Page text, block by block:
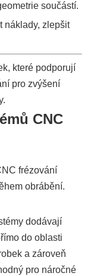
součástí.
náklady, zlepšit
které podporují
pro zvýšení
CNC
frézování
obrábění.
dodávají
do oblasti
a zároveň
pro náročné